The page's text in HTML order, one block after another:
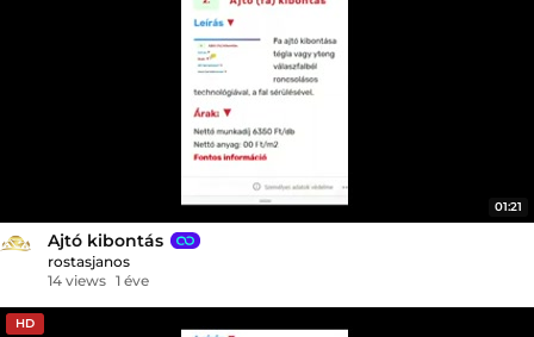
01:21
Ajtó kibontás
rostasjanos
14 views 1 éve
HD